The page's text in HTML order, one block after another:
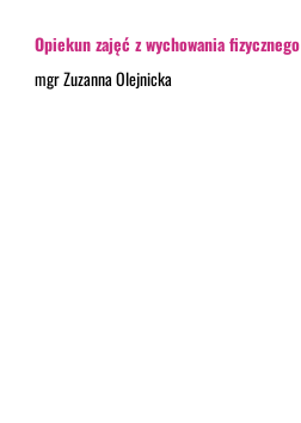
Opiekun zajęć z wychowania fizycznego
mgr Zuzanna Olejnicka